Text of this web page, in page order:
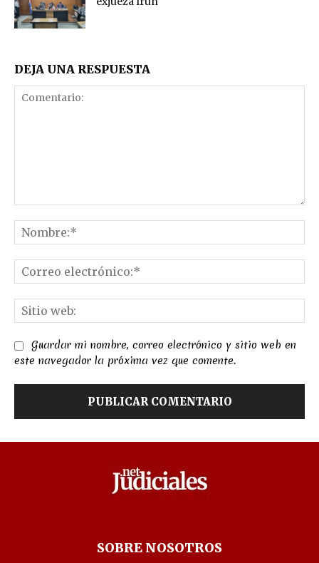
DEJA UNA RESPUESTA
Guardar mi nombre, correo electrónico y sitio web en
este navegador la próxima vez que comente.
SOBRE NOSOTROS